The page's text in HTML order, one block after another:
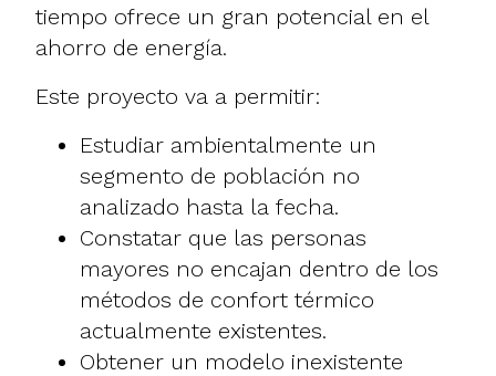
tiempo ofrece un gran potencial en el
ahorro de energía.
Este proyecto va a permitir:
Estudiar ambientalmente un
segmento de población no
analizado hasta la fecha.
Constatar que las personas
mayores no encajan dentro de los
métodos de confort térmico
actualmente existentes.
Obtener un modelo inexistente